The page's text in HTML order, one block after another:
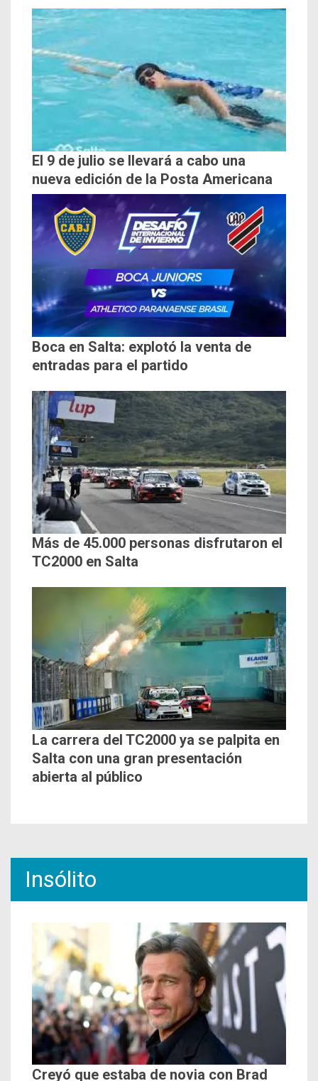
El 9 de julio se llevará a cabo una
nueva edición de la Posta Americana
Boca en Salta: explotó la venta de
entradas para el partido
Más de 45.000 personas disfrutaron el
TC2000 en Salta
La carrera del TC2000 ya se palpita en
Salta con una gran presentación
abierta al público
Insólito
Creyó que estaba de novia con Brad